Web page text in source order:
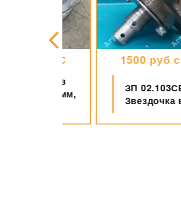
1500 руб с НДС
ЗП 02.103СБ
Звездочка в